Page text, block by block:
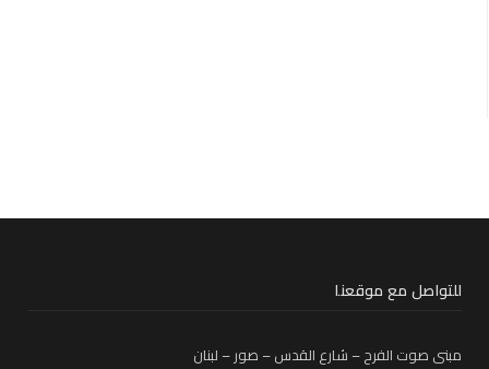
للتواصل مع موقعنا
مبنى صوت الفرح – شارع القدس – صور – لبنان